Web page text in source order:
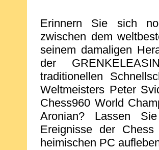
Erinnern Sie sich
zwischen dem
seinem damaligen
der
traditionellen
Weltmeisters Peter
Chess960 World
Aronian? Lassen
Ereignisse der
heimischen PC